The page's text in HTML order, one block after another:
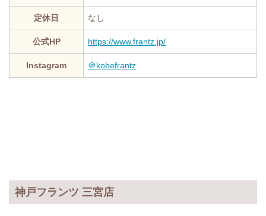
定休日 なし
公式HP https://www.frantz.jp/
Instagram ＠kobefrantz
神戸フランツ 三宮店